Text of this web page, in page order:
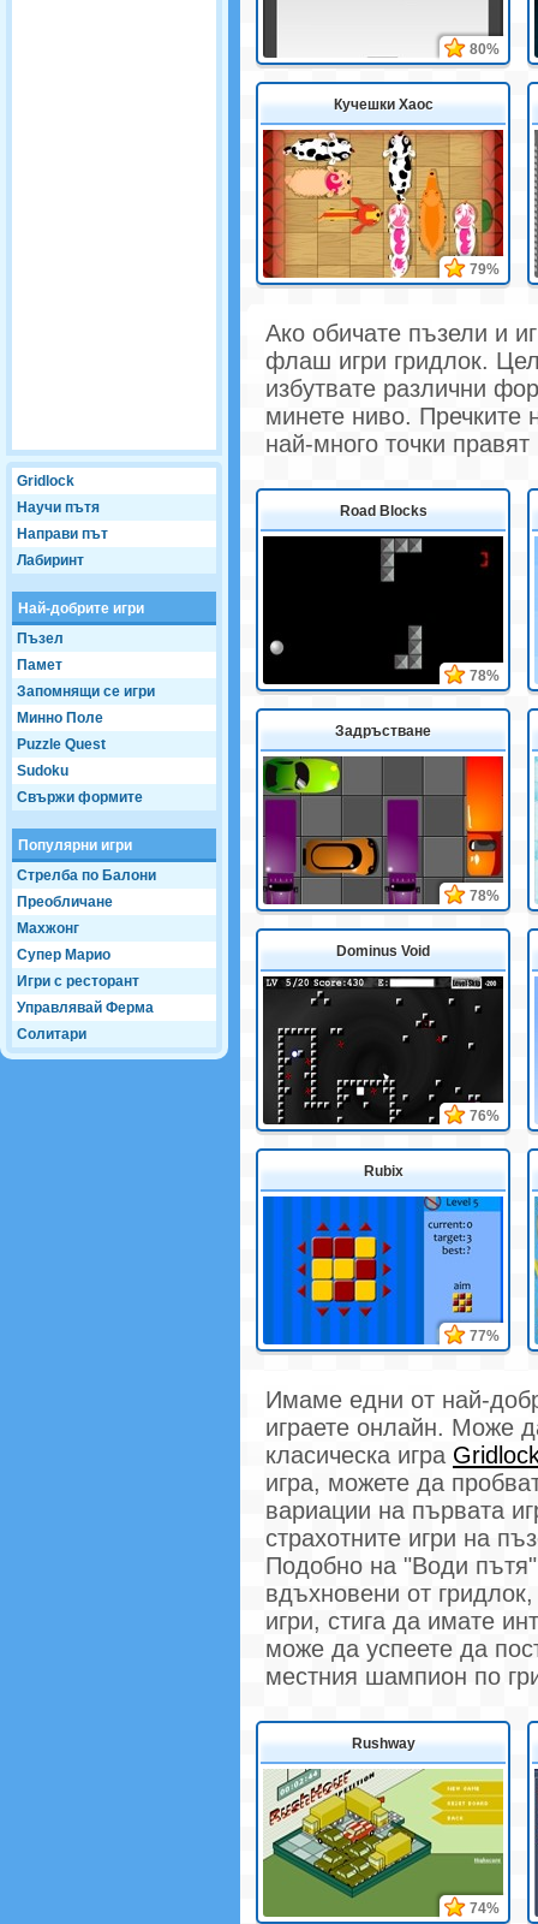
Gridlock
Научи пътя
Направи път
Лабиринт
Най-добрите игри
Пъзел
Памет
Запомнящи се игри
Минно Поле
Puzzle Quest
Sudoku
Свържи формите
Популярни игри
Стрелба по Балони
Преобличане
Махжонг
Супер Марио
Игри с ресторант
Управлявай Ферма
Солитари
80%
Кучешки Хаос
79%
Ако обичате пъзели и
флаш игри гридлок.
избутвате различни
минете ниво. Пречките
най-много точки правят
Road Blocks
78%
Задръстване
78%
Dominus Void
76%
Rubix
77%
Имаме едни от най-
играете онлайн. Може
класическа игра
игра, можете да
вариации на първата
страхотните игри на
Подобно на "Води
вдъхновени от
игри, стига да имате
може да успеете да
местния шампион по
Rushway
74%